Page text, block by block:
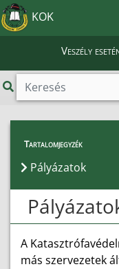
KOK
Veszély
Magunkról
Tartalomjegyzék
Pályázatok
A
más szervezetek